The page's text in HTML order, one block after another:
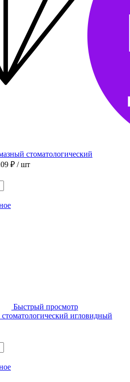
стоматологический
₽ / шт
Быстрый просмотр
игловидный